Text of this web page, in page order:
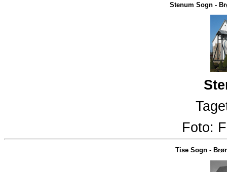
Stenum Sogn -
Foto:
Tise Sogn -